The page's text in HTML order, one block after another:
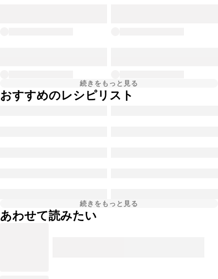
続きをもっと見る
おすすめのレシピリスト
続きをもっと見る
あわせて読みたい